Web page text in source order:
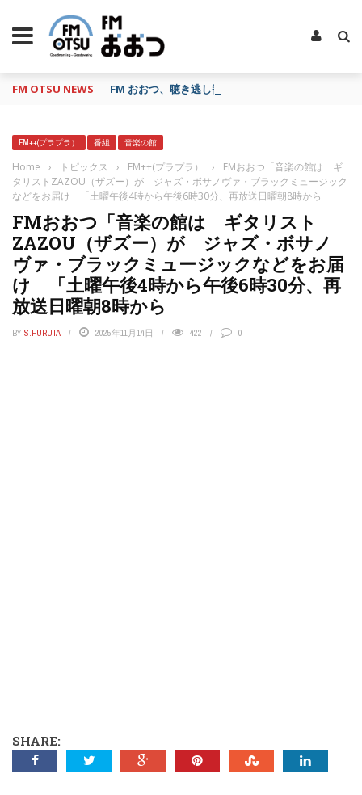
FM OTSU NEWS FM おおつ、聴き逃し番組配信サービス「shelfs」
FM++(プラプラ） 番組 音楽の館
Home › トピックス › FM++(プラプラ） ›
FMおおつ「音楽の館は ギ
タリストZAZOU（ザズー）が ジャズ・ボサノヴァ・ブラックミュージック
などをお届け 「土曜午後4時から午後6時30分、再放送日曜朝8時から
FMおおつ「音楽の館は ギタリスト
ZAZOU（ザズー）が ジャズ・ボサノ
ヴァ・ブラックミュージックなどをお届
け 「土曜午後4時から午後6時30分、再
放送日曜朝8時から
BY S.FURUTA 2025年11月14日 422 0
SHARE: